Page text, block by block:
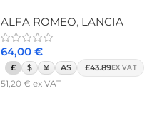
ALFA ROMEO, LANCIA
64,00 €
£ $ ¥ A$ £43.89EX VAT
51,20 € ex VAT